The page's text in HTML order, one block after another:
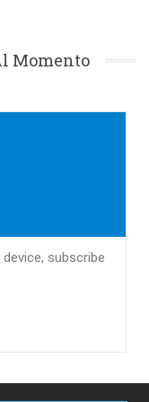
Momento
subscribe